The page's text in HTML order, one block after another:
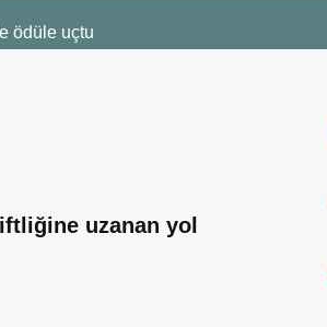
bu anket ile değerlendirdi
uzanan yol